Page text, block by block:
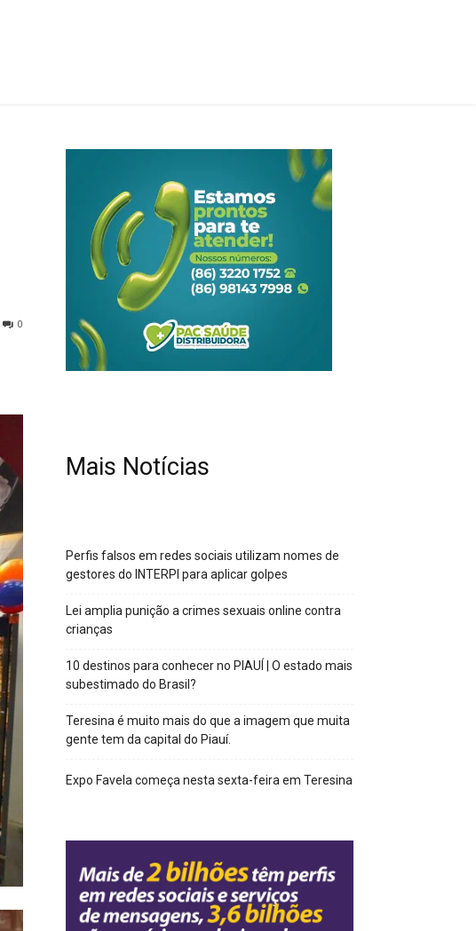
0
Mais Notícias
Perfis falsos em redes sociais utilizam nomes de
gestores do INTERPI para aplicar golpes
Lei amplia punição a crimes sexuais online contra
crianças
10 destinos para conhecer no PIAUÍ | O estado mais
subestimado do Brasil?
Teresina é muito mais do que a imagem que muita
gente tem da capital do Piauí.
Expo Favela começa nesta sexta-feira em Teresina